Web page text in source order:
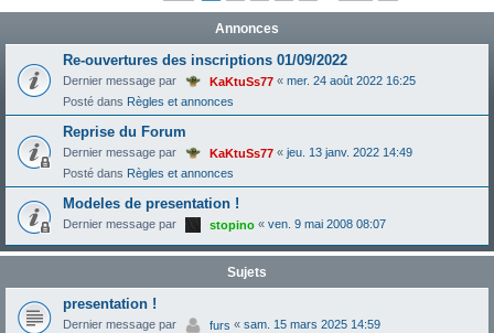
Annonces
Re-ouvertures des inscriptions 01/09/2022
Dernier message par KaKtuSs77 « mer. 24 août 2022 16:25
Posté dans Règles et annonces
Reprise du Forum
Dernier message par KaKtuSs77 « jeu. 13 janv. 2022 14:49
Posté dans Règles et annonces
Modeles de presentation !
Dernier message par stopino « ven. 9 mai 2008 08:07
Sujets
presentation !
Dernier message par furs « sam. 15 mars 2025 14:59